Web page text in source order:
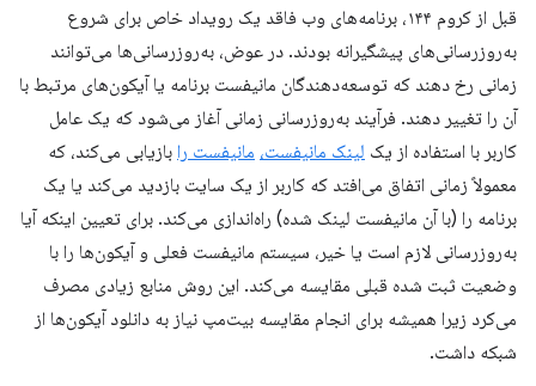
قبل از کروم ۱۴۴، برنامه‌های وب فاقد یک رویداد خاص برای شروع
به‌روزرسانی‌های پیشگیرانه بودند. در عوض، به‌روزرسانی‌ها می‌توانند
زمانی رخ دهند که توسعه‌دهندگان مانیفست برنامه یا آیکون‌های مرتبط با
آن را تغییر دهند. فرآیند به‌روزرسانی زمانی آغاز می‌شود که یک عامل
کاربر با استفاده از یک لینک مانیفست، مانیفست را بازیابی می‌کند، که
معمولاً زمانی اتفاق می‌افتد که کاربر از یک سایت بازدید می‌کند یا یک
برنامه را (با آن مانیفست لینک شده) راه‌اندازی می‌کند. برای تعیین اینکه آیا
به‌روزرسانی لازم است یا خیر، سیستم مانیفست فعلی و آیکون‌ها را با
وضعیت ثبت شده قبلی مقایسه می‌کند. این روش منابع زیادی مصرف
می‌کرد زیرا همیشه برای انجام مقایسه بیت‌مپ نیاز به دانلود آیکون‌ها از
شبکه داشت.